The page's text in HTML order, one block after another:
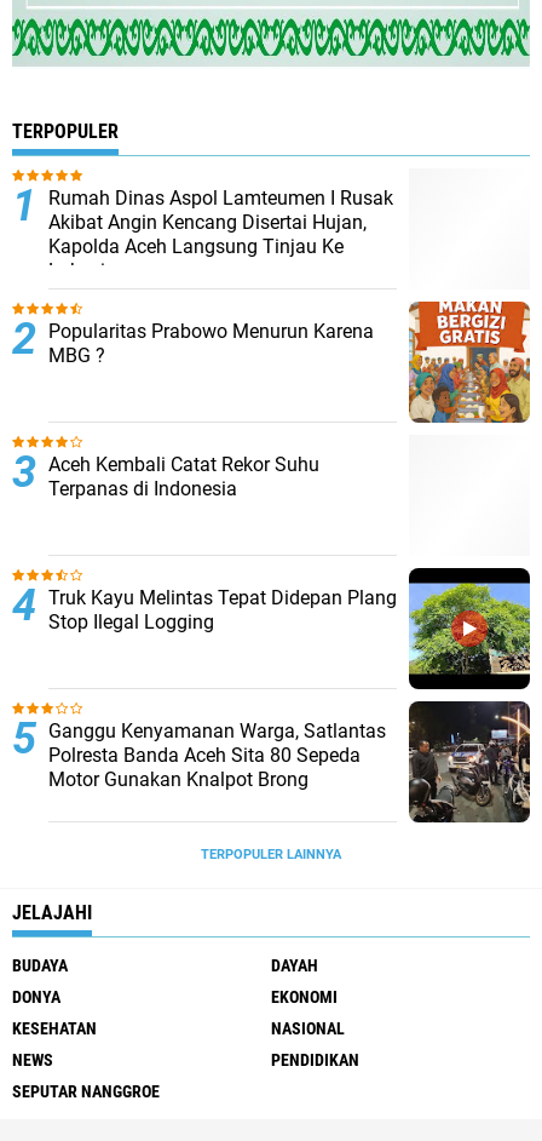
TERPOPULER
Rumah Dinas Aspol Lamteumen I Rusak
Akibat Angin Kencang Disertai Hujan,
Kapolda Aceh Langsung Tinjau Ke
Lokasi
Popularitas Prabowo Menurun Karena
MBG ?
Aceh Kembali Catat Rekor Suhu
Terpanas di Indonesia
Truk Kayu Melintas Tepat Didepan Plang
Stop Ilegal Logging
Ganggu Kenyamanan Warga, Satlantas
Polresta Banda Aceh Sita 80 Sepeda
Motor Gunakan Knalpot Brong
TERPOPULER LAINNYA
JELAJAHI
BUDAYA
DAYAH
DONYA
EKONOMI
KESEHATAN
NASIONAL
NEWS
PENDIDIKAN
SEPUTAR NANGGROE